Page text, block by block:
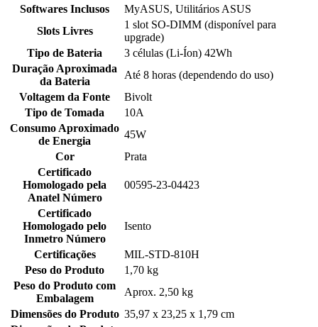
Softwares Inclusos
MyASUS, Utilitários ASUS
Slots Livres
1 slot SO-DIMM (disponível para
upgrade)
Tipo de Bateria
3 células (Li-Íon) 42Wh
Duração Aproximada
da Bateria
Até 8 horas (dependendo do uso)
Voltagem da Fonte
Bivolt
Tipo de Tomada
10A
Consumo Aproximado
de Energia
45W
Cor
Prata
Certificado
Homologado pela
Anatel Número
00595-23-04423
Certificado
Homologado pelo
Inmetro Número
Isento
Certificações
MIL-STD-810H
Peso do Produto
1,70 kg
Peso do Produto com
Embalagem
Aprox. 2,50 kg
Dimensões do Produto 35,97 x 23,25 x 1,79 cm